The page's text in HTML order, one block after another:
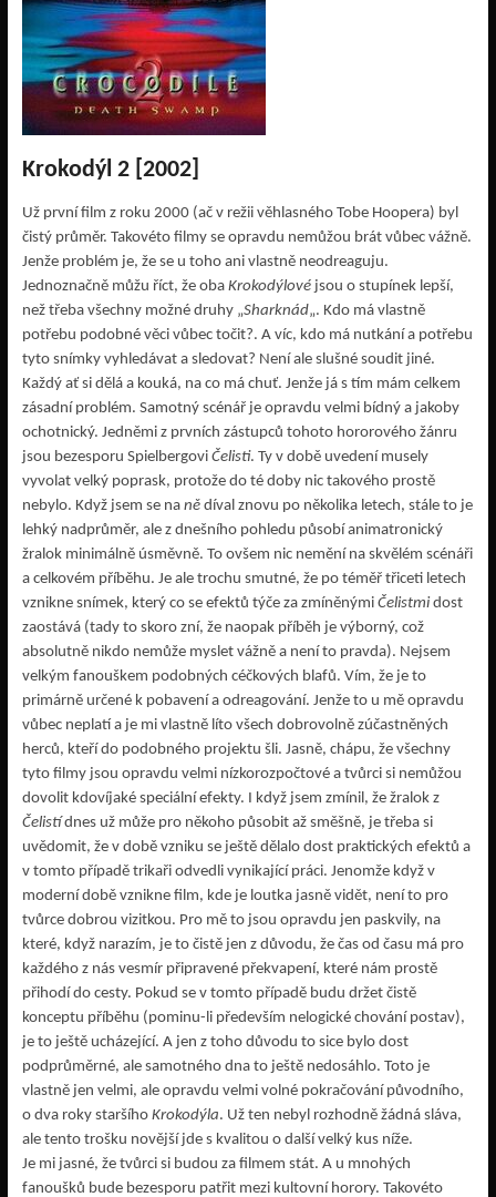
Krokodýl 2 [2002]
Už první film z roku 2000 (ač v režii věhlasného Tobe Hoopera) byl
čistý průměr. Takovéto filmy se opravdu nemůžou brát vůbec vážně.
Jenže problém je, že se u toho ani vlastně neodreaguju.
Jednoznačně můžu říct, že oba Krokodýlovéjsou o stupínek lepší,
než třeba všechny možné druhy „Sharknád„. Kdo má vlastně
potřebu podobné věci vůbec točit?. A víc, kdo má nutkání a potřebu
tyto snímky vyhledávat a sledovat? Není ale slušné soudit jiné.
Každý ať si dělá a kouká, na co má chuť. Jenže já s tím mám celkem
zásadní problém. Samotný scénář je opravdu velmi bídný a jakoby
ochotnický. Jedněmi z prvních zástupců tohoto hororového žánru
jsou bezesporu Spielbergovi Čelisti. Ty v době uvedení musely
vyvolat velký poprask, protože do té doby nic takového prostě
nebylo. Když jsem se na nědíval znovu po několika letech, stále to je
lehký nadprůměr, ale z dnešního pohledu působí animatronický
žralok minimálně úsměvně. To ovšem nic nemění na skvělém scénáři
a celkovém příběhu. Je ale trochu smutné, že po téměř třiceti letech
vznikne snímek, který co se efektů týče za zmíněnými Čelistmidost
zaostává (tady to skoro zní, že naopak příběh je výborný, což
absolutně nikdo nemůže myslet vážně a není to pravda). Nejsem
velkým fanouškem podobných céčkových blafů. Vím, že je to
primárně určené k pobavení a odreagování. Jenže to u mě opravdu
vůbec neplatí a je mi vlastně líto všech dobrovolně zúčastněných
herců, kteří do podobného projektu šli. Jasně, chápu, že všechny
tyto filmy jsou opravdu velmi nízkorozpočtové a tvůrci si nemůžou
dovolit kdovíjaké speciální efekty. I když jsem zmínil, že žralok z
Čelistídnes už může pro někoho působit až směšně, je třeba si
uvědomit, že v době vzniku se ještě dělalo dost praktických efektů a
v tomto případě trikaři odvedli vynikající práci. Jenomže když v
moderní době vznikne film, kde je loutka jasně vidět, není to pro
tvůrce dobrou vizitkou. Pro mě to jsou opravdu jen paskvily, na
které, když narazím, je to čistě jen z důvodu, že čas od času má pro
každého z nás vesmír připravené překvapení, které nám prostě
přihodí do cesty. Pokud se v tomto případě budu držet čistě
konceptu příběhu (pominu-li především nelogické chování postav),
je to ještě ucházející. A jen z toho důvodu to sice bylo dost
podprůměrné, ale samotného dna to ještě nedosáhlo. Toto je
vlastně jen velmi, ale opravdu velmi volné pokračování původního,
o dva roky staršího Krokodýla. Už ten nebyl rozhodně žádná sláva,
ale tento trošku novější jde s kvalitou o další velký kus níže.
Je mi jasné, že tvůrci si budou za filmem stát. A u mnohých
fanoušků bude bezesporu patřit mezi kultovní horory. Takovéto